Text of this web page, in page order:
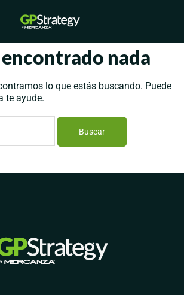
encontrado nada
lo que estás buscando. Puede
te ayude.